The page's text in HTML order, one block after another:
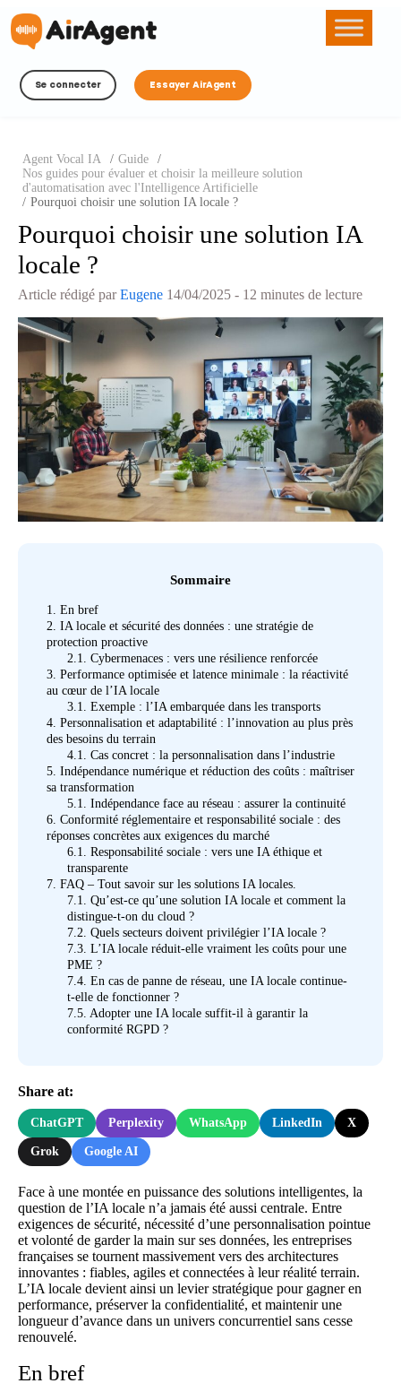
Se connecter Essayer AirAgent
Agent Vocal IA / Guide
/
Nos guides pour évaluer et choisir la meilleure solution
d'automatisation avec l'Intelligence Artificielle
/ Pourquoi choisir une solution IA locale ?
Pourquoi choisir une solution IA
locale ?
Article rédigé parEugene 14/04/2025 - 12 minutes de lecture
Sommaire
1. En bref
2. IA locale et sécurité des données : une stratégie de
protection proactive
2.1. Cybermenaces : vers une résilience renforcée
3. Performance optimisée et latence minimale : la réactivité
au cœur de l’IA locale
3.1. Exemple : l’IA embarquée dans les transports
4. Personnalisation et adaptabilité : l’innovation au plus près
des besoins du terrain
4.1. Cas concret : la personnalisation dans l’industrie
5. Indépendance numérique et réduction des coûts : maîtriser
sa transformation
5.1. Indépendance face au réseau : assurer la continuité
6. Conformité réglementaire et responsabilité sociale : des
réponses concrètes aux exigences du marché
6.1. Responsabilité sociale : vers une IA éthique et
transparente
7. FAQ – Tout savoir sur les solutions IA locales.
7.1. Qu’est-ce qu’une solution IA locale et comment la
distingue-t-on du cloud ?
7.2. Quels secteurs doivent privilégier l’IA locale ?
7.3. L’IA locale réduit-elle vraiment les coûts pour une
PME ?
7.4. En cas de panne de réseau, une IA locale continue-
t-elle de fonctionner ?
7.5. Adopter une IA locale suffit-il à garantir la
conformité RGPD ?
Share at:
ChatGPT Perplexity WhatsApp LinkedIn X
Grok Google AI
Face à une montée en puissance des solutions intelligentes, la
question de l’IA locale n’a jamais été aussi centrale. Entre
exigences de sécurité, nécessité d’une personnalisation pointue
et volonté de garder la main sur ses données, les entreprises
françaises se tournent massivement vers des architectures
innovantes : fiables, agiles et connectées à leur réalité terrain.
L’IA locale devient ainsi un levier stratégique pour gagner en
performance, préserver la confidentialité, et maintenir une
longueur d’avance dans un univers concurrentiel sans cesse
renouvelé.
En bref